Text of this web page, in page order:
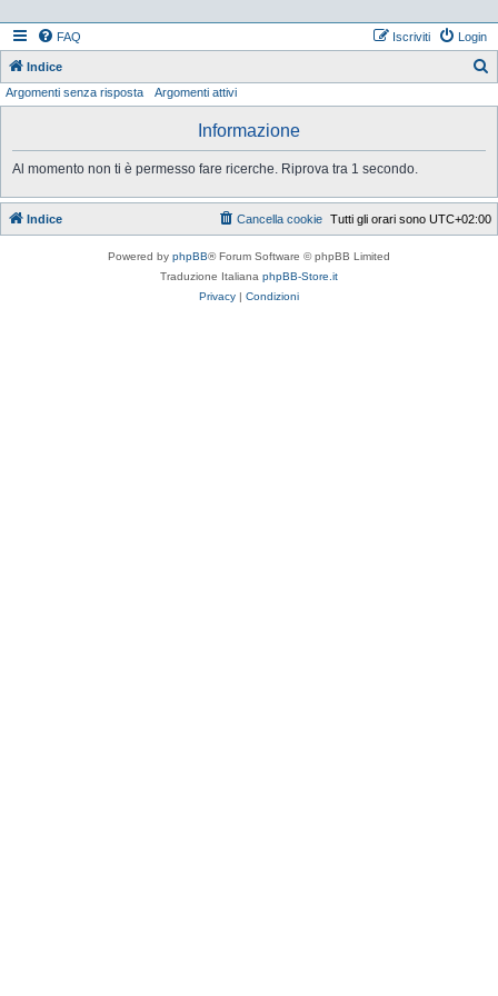
FAQ Login
Iscriviti
Indice
Argomenti senza risposta Argomenti attivi
Informazione
Al momento non ti è permesso fare ricerche. Riprova tra 1 secondo.
Indice Tutti gli orari sono UTC+02:00
Cancella cookie
Powered by phpBB® Forum Software © phpBB Limited
Traduzione Italiana phpBB-Store.it
Privacy | Condizioni